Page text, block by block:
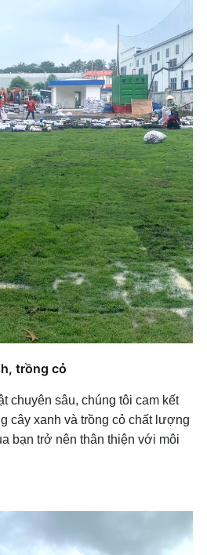
trồng cỏ
chuyên sâu, chúng tôi cam kết
cây xanh và trồng cỏ chất lượng
bạn trở nên thân thiện với môi